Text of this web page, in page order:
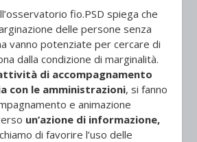
fio.PSD spiega che
delle persone senza
vanno potenziate per cercare di
dalla condizione di marginalità.
di accompagnamento
con le amministrazioni, si fanno
e animazione
un’azione di informazione,
di favorire l’uso delle